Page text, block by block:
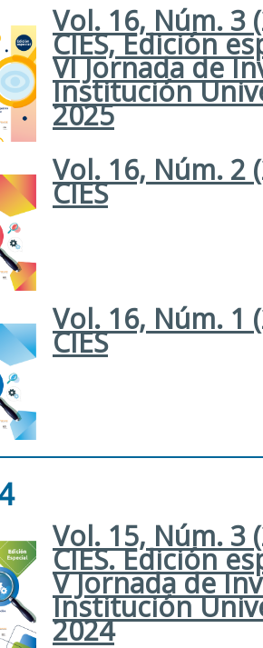
Vol. 16, Núm. 3
CIES, Edición
VI Jornada de
Institución
2025
Vol. 16, Núm. 2
CIES
Vol. 16, Núm. 1
CIES
Vol. 15, Núm. 3
CIES. Edición
V Jornada de
Institución
2024